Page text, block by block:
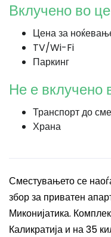
Вклучено во
Цена за
TV/Wi-Fi
Паркинг
Не е вклучено
Транспорт до
Храна
Сместувањето се
збор за приватен
Миконијатика.
Каликратија и на 35